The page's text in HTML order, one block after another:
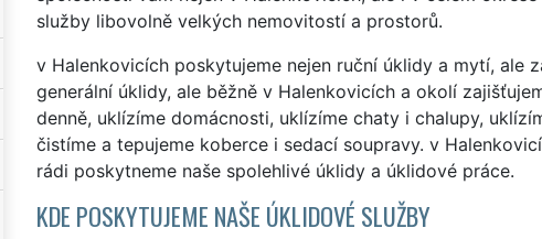
služby libovolně velkých nemovitostí a prostorů.
v Halenkovicích poskytujeme nejen ruční úklidy a mytí, ale
generální úklidy, ale běžně v Halenkovicích a okolí
denně, uklízíme domácnosti, uklízíme chaty i chalupy,
čistíme a tepujeme koberce i sedací soupravy. v
rádi poskytneme naše spolehlivé úklidy a úklidové práce.
KDE POSKYTUJEME NAŠE ÚKLIDOVÉ SLUŽBY